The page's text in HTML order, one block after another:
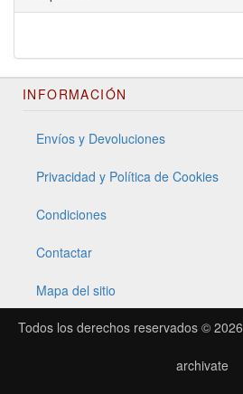
INFORMACIÓN
Envíos y Devoluciones
Privacidad y Política de Cookies
Condiciones
Contactar
Mapa del sitio
Todos los derechos reservados © 2026
archivate